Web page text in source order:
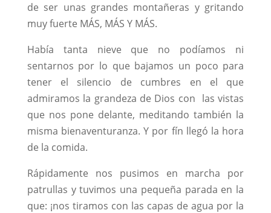
de ser unas grandes montañeras y gritando
muy fuerte MÁS, MÁS Y MÁS.
Había tanta nieve que no podíamos ni
sentarnos por lo que bajamos un poco para
tener el silencio de cumbres en el que
admiramos la grandeza de Dios con las vistas
que nos pone delante, meditando también la
misma bienaventuranza. Y por fín llegó la hora
de la comida.
Rápidamente nos pusimos en marcha por
patrullas y tuvimos una pequeña parada en la
que: ¡nos tiramos con las capas de agua por la